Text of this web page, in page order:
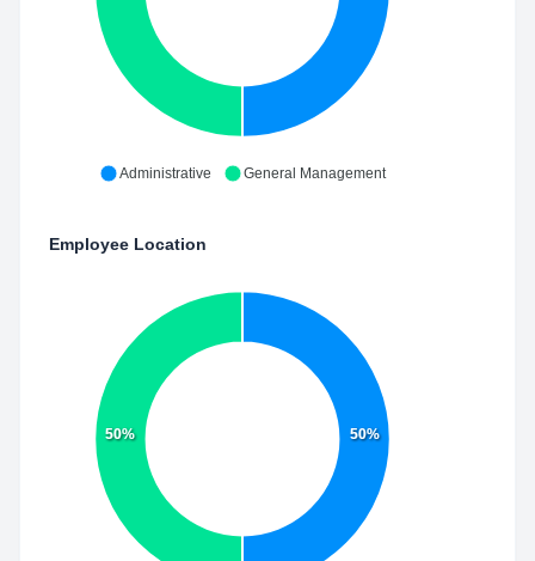
Administrative General Management
Employee Location
50%
50%